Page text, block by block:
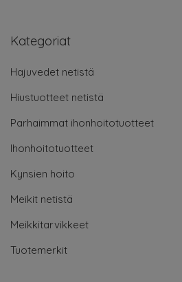
Kategoriat
Hajuvedet netistä
Hiustuotteet netistä
Parhaimmat ihonhoitotuotteet
Ihonhoitotuotteet
Kynsien hoito
Meikit netistä
Meikkitarvikkeet
Tuotemerkit